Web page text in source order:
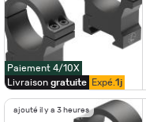
Paiement 4/10X
Livraison gratuite Expé. 1j
ajouté il y a 3 heures